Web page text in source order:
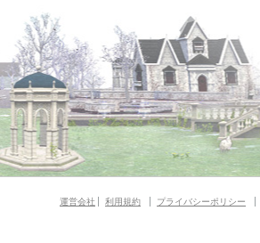
運営会社 利用規約 プライバシーポリシー